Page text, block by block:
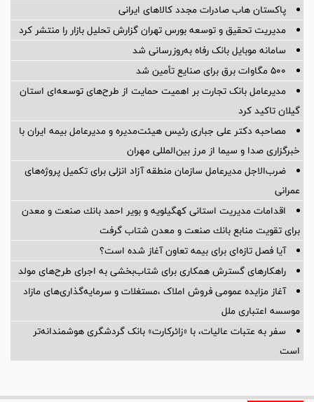
پاکستان هاب صادرات مجدد کالاهای ایرانی
مدیریت تحقیق و توسعه‌ بورس تهران گزارش تحلیل بازار را منتشر کرد
سامانه موبایل بانک رفاه به‌روزرسانی شد
۵۰۰ مگاوات برق برای صنایع تأمین شد
مدیرعامل بانک تجارت بر اهمیت حمایت از طرح‌های توسعه‌ای استان
گیلان تاکید کرد
مصاحبه دکتر علی جباری رئیس هیئت‌مدیره و مدیرعامل بیمه ایران با
خبرگزاری صدا و سیما از مرز بین‌المللی مهران
ضرب‌الاجل مدیرعامل سازمان منطقه آزاد انزلی برای تكمیل پروژه‌های
عمرانی
اقدامات مدیریت استانی كهگیلویه و بویر احمد بانك صنعت و معدن
برای تقویت منابع بانك صنعت و معدن شتاب گرفت
آیا فصل تازه‌ای برای بیمه تعاون آغاز شده است؟
راهکارهای گسترش همکاری برای شتاب‌بخشی به اجرای طرح‌های مولد
آغاز مزایده عمومی فروش املاک ،مستغلات و سرمایه‌گذاری‌های مازاد
موسسه اعتباری ملل
سفر به عتبات عالیات، با «زائرکارت» بانک گردشگری هوشمندانه‌تر
است